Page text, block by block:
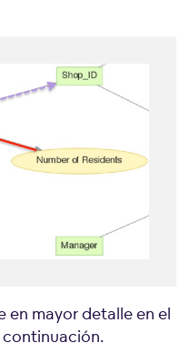
en mayor detalle en el
continuación.